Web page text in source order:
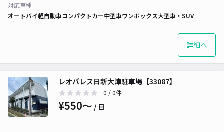
対応車種
オートバイ軽自動車コンパクトカー中型車ワンボックス大型車・SUV
詳細へ
レオパレス日新大津駐車場【33087】
0 / 0件
¥550〜 / 日